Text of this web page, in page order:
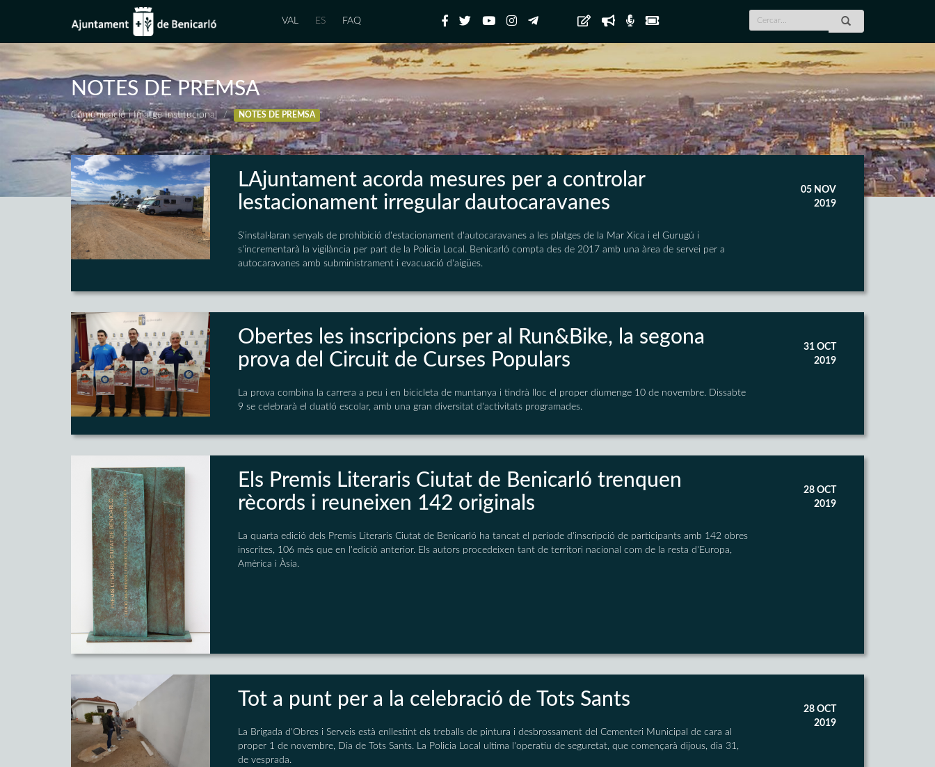
VAL ES FAQ
NOTES DE PREMSA
Comunicació i Imatge Institucional NOTES DE PREMSA
LAjuntament acorda mesures per a controlar
lestacionament irregular dautocaravanes
S'instal·laran senyals de prohibició d'estacionament d'autocaravanes a les platges de la Mar Xica i el Gurugú i
s'incrementarà la vigilància per part de la Policia Local. Benicarló compta des de 2017 amb una àrea de servei per a
autocaravanes amb subministrament i evacuació d'aigües.
05 NOV
2019
Obertes les inscripcions per al Run&Bike, la segona
prova del Circuit de Curses Populars
La prova combina la carrera a peu i en bicicleta de muntanya i tindrà lloc el proper diumenge 10 de novembre. Dissabte
9 se celebrarà el duatló escolar, amb una gran diversitat d'activitats programades.
31 OCT
2019
Els Premis Literaris Ciutat de Benicarló trenquen
rècords i reuneixen 142 originals
La quarta edició dels Premis Literaris Ciutat de Benicarló ha tancat el període d'inscripció de participants amb 142 obres
inscrites, 106 més que en l'edició anterior. Els autors procedeixen tant de territori nacional com de la resta d'Europa,
Amèrica i Àsia.
28 OCT
2019
Tot a punt per a la celebració de Tots Sants
La Brigada d'Obres i Serveis està enllestint els treballs de pintura i desbrossament del Cementeri Municipal de cara al
proper 1 de novembre, Dia de Tots Sants. La Policia Local ultima l'operatiu de seguretat, que començarà dijous, dia 31,
de vesprada.
28 OCT
2019